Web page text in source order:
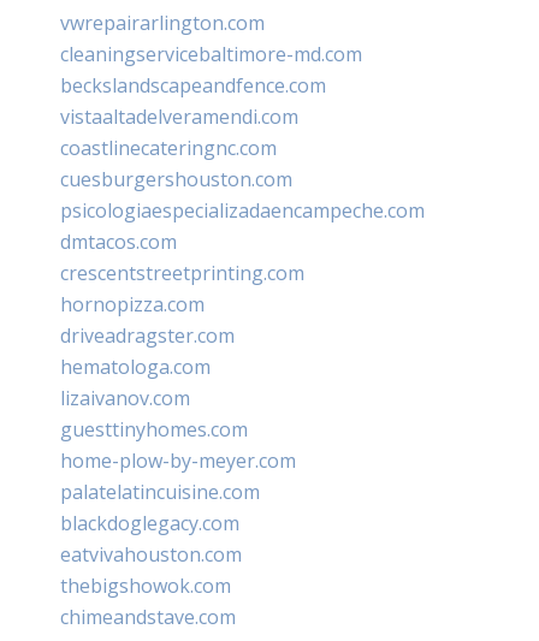
vwrepairarlington.com
cleaningservicebaltimore-md.com
beckslandscapeandfence.com
vistaaltadelveramendi.com
coastlinecateringnc.com
cuesburgershouston.com
psicologiaespecializadaencampeche.com
dmtacos.com
crescentstreetprinting.com
hornopizza.com
driveadragster.com
hematologa.com
lizaivanov.com
guesttinyhomes.com
home-plow-by-meyer.com
palatelatincuisine.com
blackdoglegacy.com
eatvivahouston.com
thebigshowok.com
chimeandstave.com